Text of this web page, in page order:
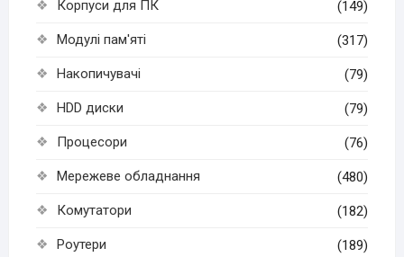
Корпуси для ПК (149)
Модулі пам'яті (317)
Накопичувачі (79)
HDD диски (79)
Процесори (76)
Мережеве обладнання (480)
Комутатори (182)
Роутери (189)